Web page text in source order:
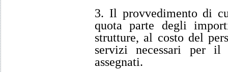
3. Il provvedimento di
quota parte degli
strutture, al costo del
servizi necessari per il
assegnati.